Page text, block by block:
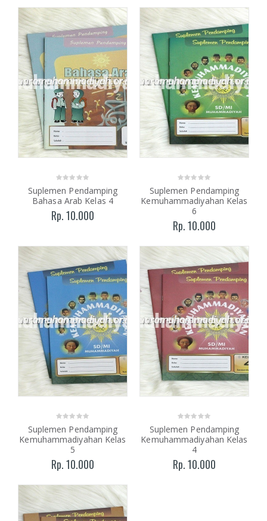
Suplemen Pendamping
Bahasa Arab Kelas 4
Rp. 10.000
Suplemen Pendamping
Kemuhammadiyahan Kelas
6
Rp. 10.000
Suplemen Pendamping
Kemuhammadiyahan Kelas
5
Rp. 10.000
Suplemen Pendamping
Kemuhammadiyahan Kelas
4
Rp. 10.000